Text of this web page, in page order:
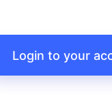
Login to your